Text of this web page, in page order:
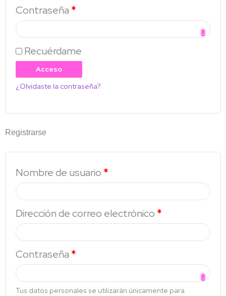
Contraseña *
Recuérdame
Acceso
¿Olvidaste la contraseña?
Registrarse
Nombre de usuario *
Dirección de correo electrónico *
Contraseña *
Tus datos personales se utilizarán únicamente para